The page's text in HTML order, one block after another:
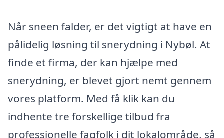
Når sneen falder, er det vigtigt at have en
pålidelig løsning til snerydning i Nybøl. At
finde et firma, der kan hjælpe med
snerydning, er blevet gjort nemt gennem
vores platform. Med få klik kan du
indhente tre forskellige tilbud fra
professionelle fagfolk i dit lokalområde, så